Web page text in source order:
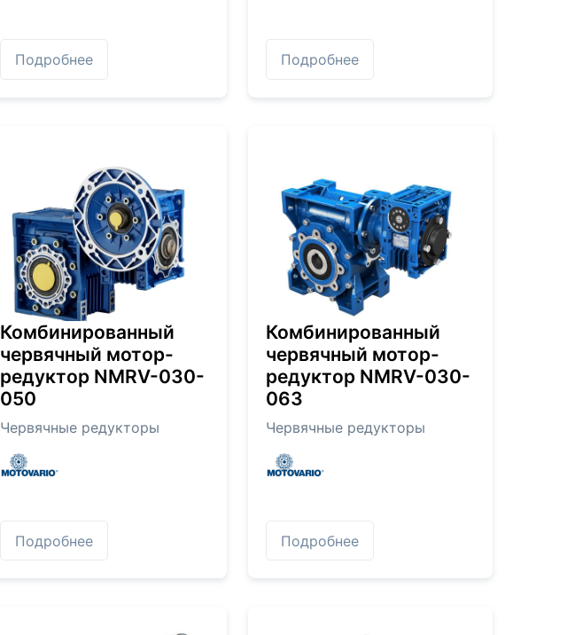
Подробнее Подробнее
Комбинированный
червячный мотор-
редуктор NMRV-030-
050
Червячные редукторы
Подробнее
Комбинированный
червячный мотор-
редуктор NMRV-030-
063
Червячные редукторы
Подробнее